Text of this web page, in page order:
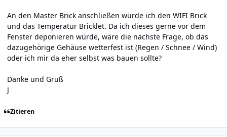
An den Master Brick anschließen würde ich den WIFI Brick
und das Temperatur Bricklet. Da ich dieses gerne vor dem
Fenster deponieren würde, wäre die nächste Frage, ob das
dazugehörige Gehäuse wetterfest ist (Regen / Schnee / Wind)
oder ich mir da eher selbst was bauen sollte?
Danke und Gruß
J
Zitieren